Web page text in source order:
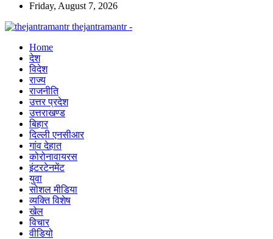
Friday, August 7, 2026
thejantramantr -
Home
देश
विदेश
राज्य
राजनीति
उत्तर प्रदेश
उत्तराखण्ड
बिहार
दिल्ली एनसीआर
गांव देहात
कोरोनावायरस
इंटरटेनमेंट
युवा
सोशल मीडिया
व्यक्ति विशेष
खेल
विचार
वीडियो